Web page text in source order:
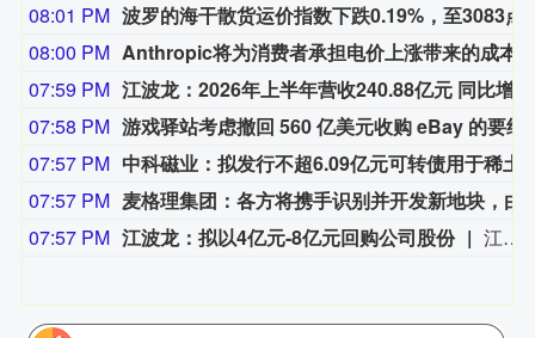
08:01 PM
08:00 PM
07:59 PM
07:58 PM
07:57 PM
07:57 PM
07:57 PM 江波龙：拟以4亿元-8亿元回购公司股份 江波龙公告，拟以不低于人民币4亿元（含本数）且不超过人民币8亿元（含本数）的自有资金或自筹资金回购公司股份，回购价格不超过735元/股。回购股份将用于股权激励或员工持股计划，若公司未能在股份回购实施结果暨股份变动公告日后三年内使用完毕，尚未使用的已回购股份将依法予以注销。